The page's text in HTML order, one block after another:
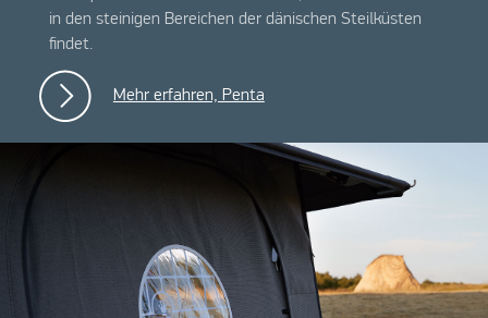
in den steinigen Bereichen der dänischen Steilküsten
findet.
Mehr erfahren, Penta